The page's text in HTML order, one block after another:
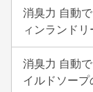
消臭力 自動
ィンランドリ
消臭力 自動
イルドソープ